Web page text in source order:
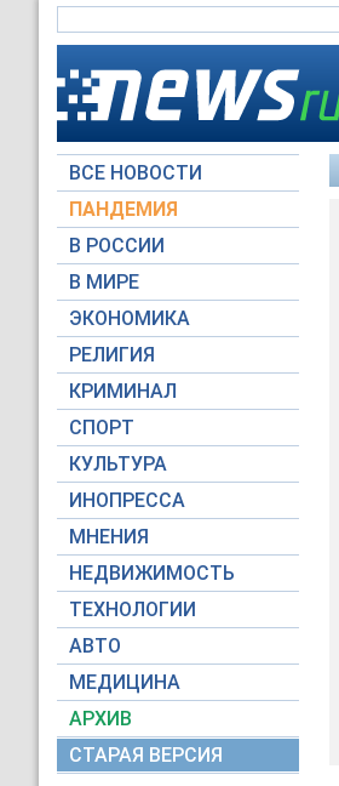
ВСЕ НОВОСТИ
ПАНДЕМИЯ
В РОССИИ
В МИРЕ
ЭКОНОМИКА
РЕЛИГИЯ
КРИМИНАЛ
СПОРТ
КУЛЬТУРА
ИНОПРЕССА
МНЕНИЯ
НЕДВИЖИМОСТЬ
ТЕХНОЛОГИИ
АВТО
МЕДИЦИНА
АРХИВ
СТАРАЯ ВЕРСИЯ